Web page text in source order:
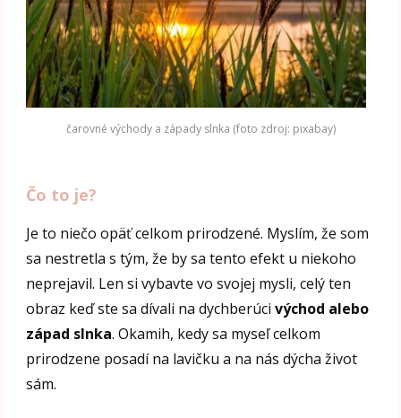
čarovné východy a západy slnka (foto zdroj: pixabay)
Čo to je?
Je to niečo opäť celkom prirodzené. Myslím, že som
sa nestretla s tým, že by sa tento efekt u niekoho
neprejavil. Len si vybavte vo svojej mysli, celý ten
obraz keď ste sa dívali na dychberúcivýchod alebo
západ slnka. Okamih, kedy sa myseľ celkom
prirodzene posadí na lavičku a na nás dýcha život
sám.